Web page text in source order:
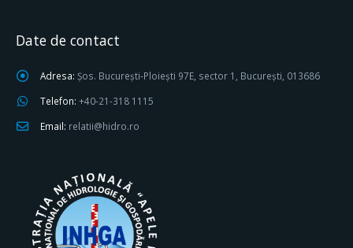
Date de contact
Adresa: Șos. București-Ploiești 97E, sector 1, București, 013686
Telefon: +40-21-318 1115
Email: relatii@hidro.ro